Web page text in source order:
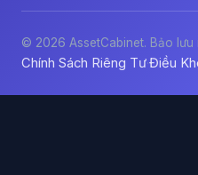
© 2026 AssetCabinet. Bảo lưu
Chính Sách Riêng Tư·Điều